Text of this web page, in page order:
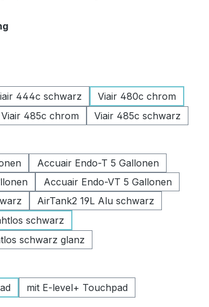
auswählen
444c schwarz
Viair 480c chrom
Viair 485c chrom Viair 485c schwarz
Accuair Endo-T 5 Gallonen
Accuair Endo-VT 5 Gallonen
AirTank2 19L Alu schwarz
schwarz
schwarz glanz
mit E-level+ Touchpad